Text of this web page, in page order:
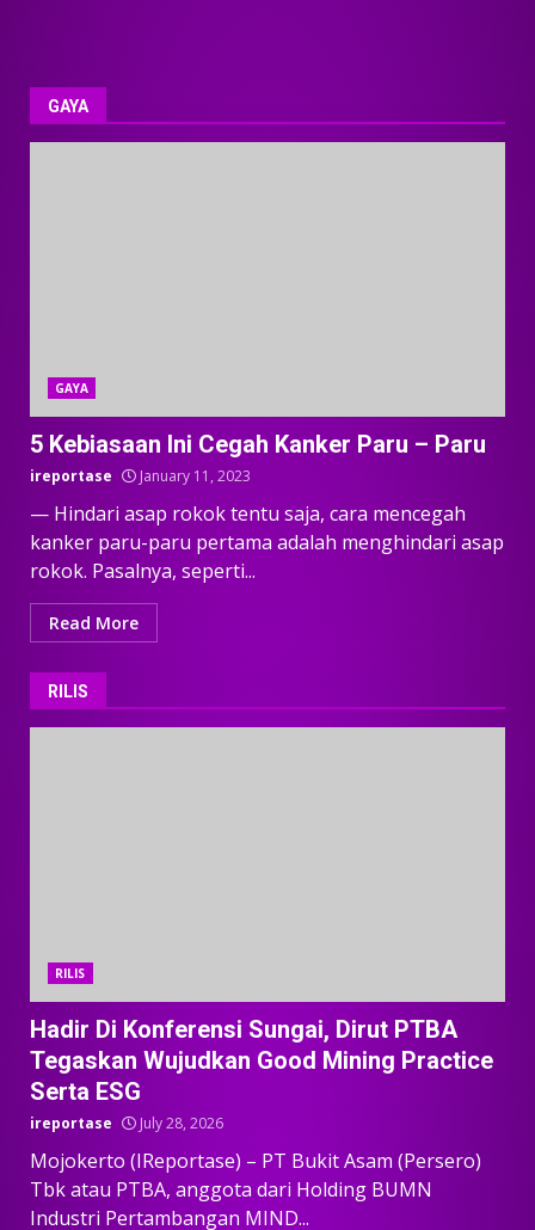
GAYA
GAYA
5 Kebiasaan Ini Cegah Kanker Paru – Paru
ireportase January 11, 2023
— Hindari asap rokok tentu saja, cara mencegah
kanker paru-paru pertama adalah menghindari asap
rokok. Pasalnya, seperti...
Read More
RILIS
RILIS
Hadir Di Konferensi Sungai, Dirut PTBA
Tegaskan Wujudkan Good Mining Practice
Serta ESG
ireportase July 28, 2026
Mojokerto (IReportase) – PT Bukit Asam (Persero)
Tbk atau PTBA, anggota dari Holding BUMN
Industri Pertambangan MIND...